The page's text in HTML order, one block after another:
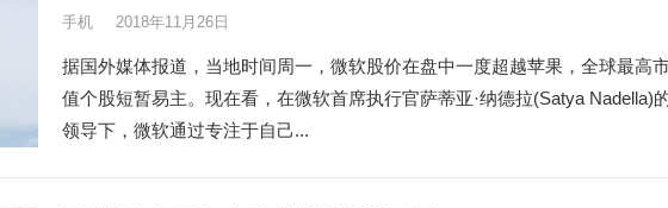
手机 2018年11月26日
据国外媒体报道，当地时间周一，微软股价在盘中一度超越苹果，全球最高
值个股短暂易主。现在看，在微软首席执行官萨蒂亚·纳德拉(Satya Nadella)
领导下，微软通过专注于自己...